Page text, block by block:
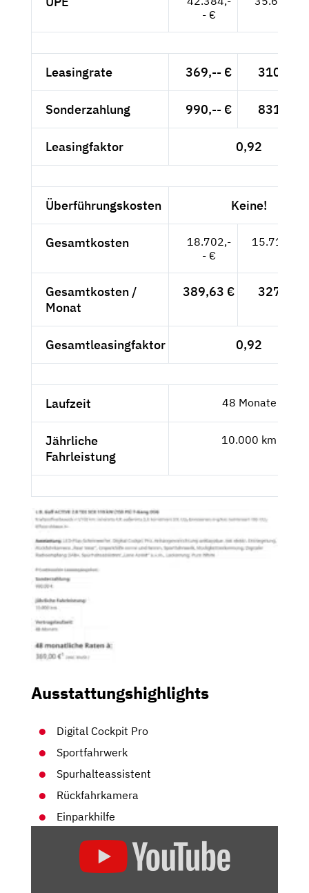
- €
Leasingrate 369,-- € 310,08 €
Sonderzahlung 990,-- € 831,93 €
Leasingfaktor 0,92
Überführungskosten Keine!
Gesamtkosten
18.702,-
- €
15.715,97
Gesamtkosten /
Monat
389,63 € 327,42 €
Gesamtleasingfaktor 0,92
Laufzeit 48 Monate
Jährliche
Fahrleistung
10.000 km
Ausstattungshighlights
Digital Cockpit Pro
Sportfahrwerk
Spurhalteassistent
Rückfahrkamera
Einparkhilfe